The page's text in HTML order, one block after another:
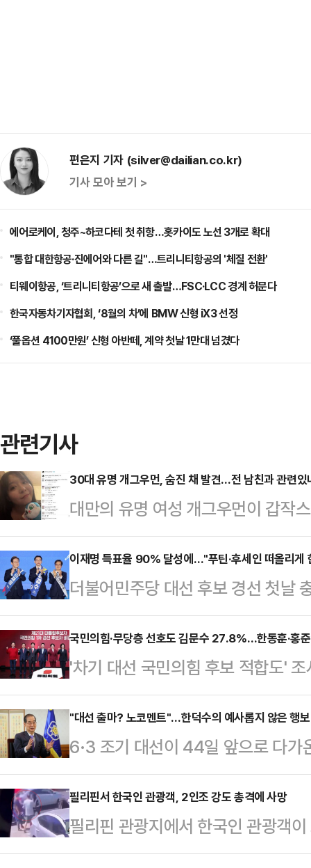
편은지 기자 (silver@dailian.co.kr)
기사 모아 보기 >
에어로케이, 청주~하코다테 첫 취항…홋카이도 노선 3개로 확대
"통합 대한항공·진에어와 다른 길"…트리니티항공의 '체질 전환'
티웨이항공, ‘트리니티항공’으로 새 출발…FSC·LCC 경계 허문다
한국자동차기자협회, ‘8월의 차’에 BMW 신형 iX3 선정
‘풀옵션 4100만원’ 신형 아반떼, 계약 첫날 1만대 넘겼다
관련기사
30대 유명 개그우먼, 숨진 채 발견…전 남친과 관련있
대만의 유명 여성 개그우먼이 갑작
관련된 것 아니냐는 추측이 일고
르면, 대만 스탠드업 코미디언 천
옥상에서 발견됐다.신고를 받고 출
상태였다. 사망 원인은 아직 조사
은 천잔의 SNS 계정을 찾아 애도
날은 그의 생일로, 사망 전 마지막
은 …
이재명 득표율 90% 달성에…"푸틴·후세인 떠올리게
더불어민주당 대선 후보 경선 첫날
를 득표한데 이어 둘째날 영남권
표율이 나오자, 권영세 국민의힘 비
이라크의 선거에 빗대 의문을 표했
보 영남권 경선 결과가 나온 직후
를 보며 과연 이것이 민주주의인가
에서 이재명 후보가 88.2%라는 압
보는 7.5%, 김경수…
국민의힘·무당층 선호도 김문수 27.8%…한동훈·홍
'차기 대선 국민의힘 후보 적합도'
대상으로 했을 때 김문수 대선 경선
지경제신문 의뢰로 지난 16∼18일
에 따르면, 김 후보는 27.8%를 기
표 후보(17.9%), 나경원 후보
(1.7%), 이철우 후보(0.6%), 양향
응답은 4.7%였다.리얼미터 관계
"대선 출마? 노코멘트"…한덕수의 예사롭지 않은 행보
6·3 조기 대선이 44일 앞으로 다가
총리의 행보가 예사롭지 않다.한덕
사실상 대선 출마 의지를 내비쳤고,
코스'로 꼽히는 서울 대형교회에서
낸셜타임스(FT)와의 인터뷰에서
필리핀서 한국인 관광객, 2인조 강도 총격에 사망
필리핀 관광지에서 한국인 관광객
이 발생했다.21일 외교부 등에 따